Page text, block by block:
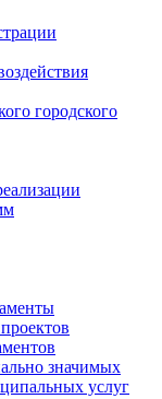
городского
значимых
услуг